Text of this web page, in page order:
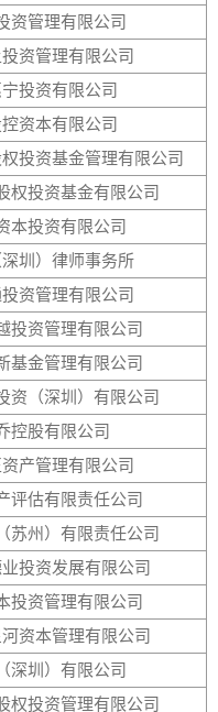
资管理有限公司
资管理有限公司
投资有限公司
资本有限公司
投资基金管理有限公司
权投资基金有限公司
本投资有限公司
圳）律师事务所
资管理有限公司
投资管理有限公司
基金管理有限公司
资（深圳）有限公司
控股有限公司
产管理有限公司
评估有限责任公司
苏州）有限责任公司
投资发展有限公司
投资管理有限公司
资本管理有限公司
深圳）有限公司
权投资管理有限公司